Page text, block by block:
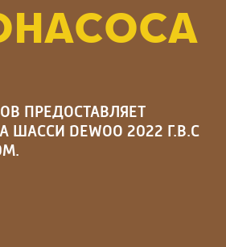
ПРЕДОСТАВЛЯЕТ
ШАССИ DEWOO 2022 Г.В.С
.